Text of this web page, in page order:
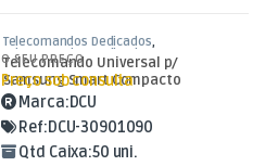
Telecomandos Dedicados,
Telecomandos Dedicados para
Samsung,TV Aúdio e Vídeo
Telecomando Universal p/
Samsung Smart Compacto
O SEU PREÇO
Preço sob consulta
Marca:DCU
Ref:DCU-30901090
Qtd Caixa:50 uni.